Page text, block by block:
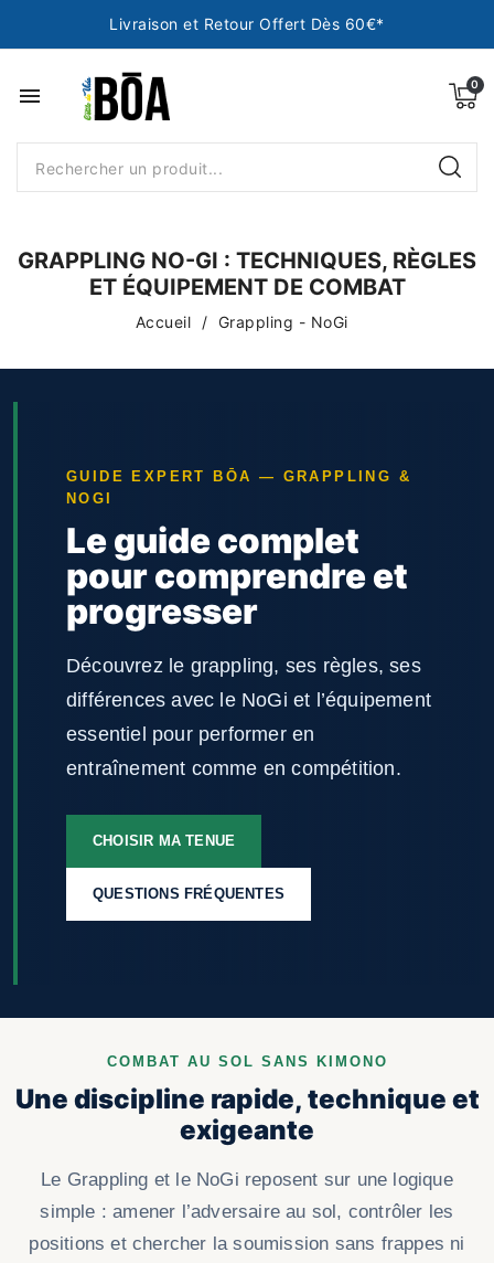
Livraison et Retour Offert Dès 60€*
menu
GRAPPLING NO-GI : TECHNIQUES, RÈGLES
ET ÉQUIPEMENT DE COMBAT
Accueil Grappling - NoGi
GUIDE EXPERT BŌA — GRAPPLING &
NOGI
Le guide complet
pour comprendre et
progresser
Découvrez le grappling, ses règles, ses
différences avec le NoGi et l’équipement
essentiel pour performer en
entraînement comme en compétition.
CHOISIR MA TENUE
QUESTIONS FRÉQUENTES
COMBAT AU SOL SANS KIMONO
Une discipline rapide, technique et
exigeante
Le Grappling et le NoGi reposent sur une logique
simple : amener l’adversaire au sol, contrôler les
positions et chercher la soumission sans frappes ni